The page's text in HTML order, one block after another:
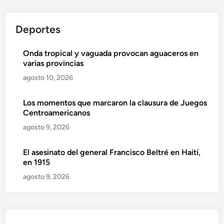
Deportes
Onda tropical y vaguada provocan aguaceros en
varias provincias
agosto 10, 2026
Los momentos que marcaron la clausura de Juegos
Centroamericanos
agosto 9, 2026
El asesinato del general Francisco Beltré en Haití,
en 1915
agosto 9, 2026